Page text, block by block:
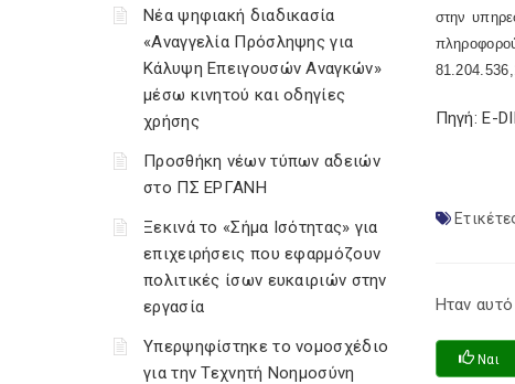
Νέα ψηφιακή διαδικασία
«Αναγγελία Πρόσληψης για
Κάλυψη Επειγουσών Αναγκών»
μέσω κινητού και οδηγίες
χρήσης
Προσθήκη νέων τύπων αδειών
στο ΠΣ ΕΡΓΑΝΗ
Ξεκινά το «Σήμα Ισότητας» για
επιχειρήσεις που εφαρμόζουν
πολιτικές ίσων ευκαιριών στην
εργασία
Υπερψηφίστηκε το νομοσχέδιο
για την Τεχνητή Νοημοσύνη
στην
Πηγή: E-
Ηταν
Ναι